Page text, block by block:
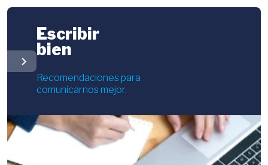
chevron_right
Escribir
bien
Recomendaciones para
comunicarnos mejor.